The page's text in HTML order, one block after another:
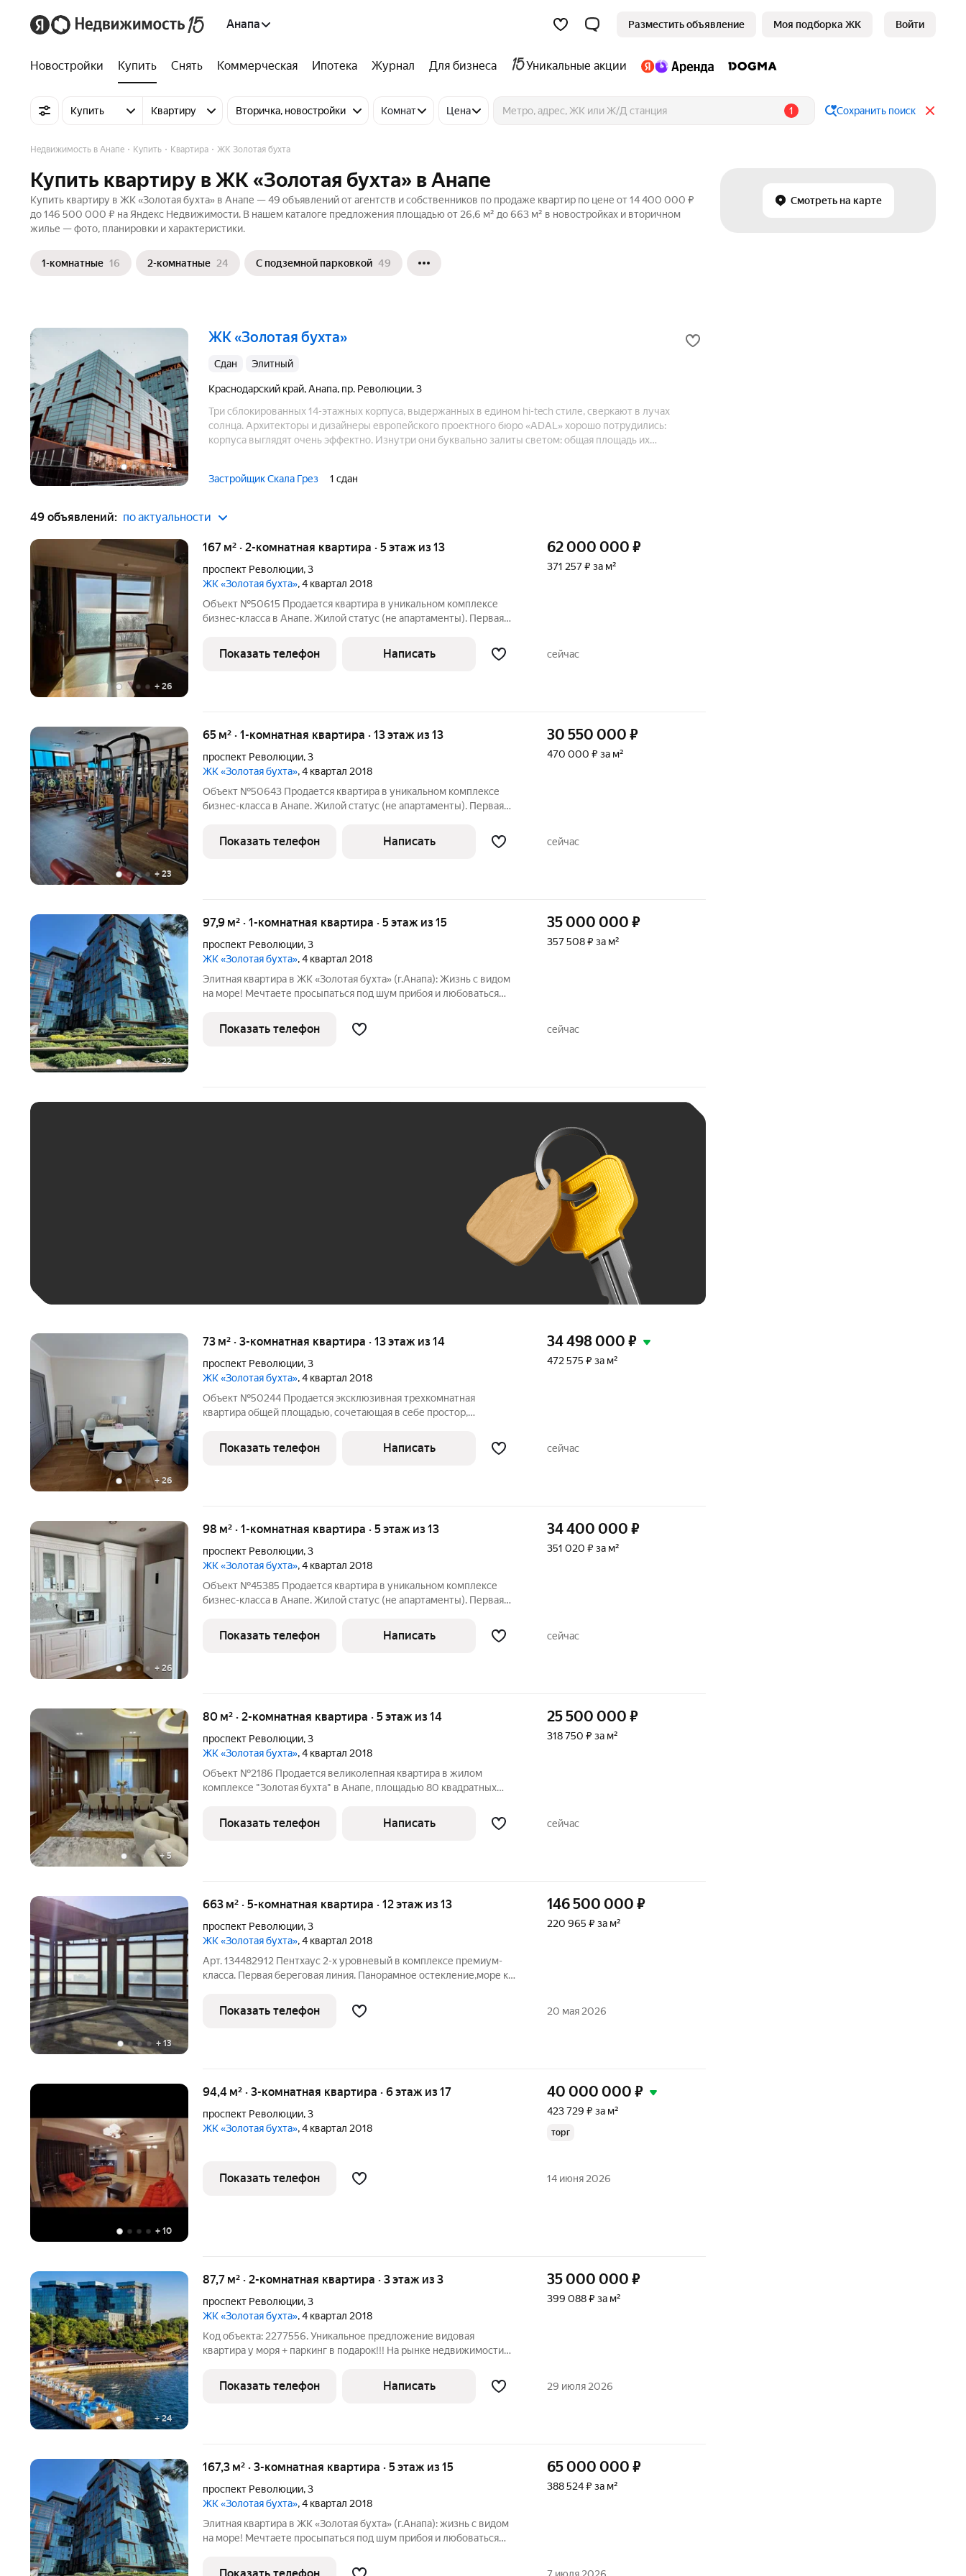
Анапа Разместить объявление Моя подборка ЖК Войти
Новостройки Купить Снять Коммерческая Ипотека Журнал Для бизнеса Уникальные акции
Купить Квартиру Вторичка, новостройки Комнат Цена 1 Сохранить поиск
Смотреть на карте
Недвижимость в Анапе Купить Квартира ЖК Золотая бухта
Купить квартиру в ЖК «Золотая бухта» в Анапе
Купить квартиру в ЖК «Золотая бухта» в Анапе — 49 объявлений от агентств и собственников по продаже квартир по цене от 14 400 000 ₽
до 146 500 000 ₽ на Яндекс Недвижимости. В нашем каталоге предложения площадью от 26,6 м² до 663 м² в новостройках и вторичном
жилье — фото, планировки и характеристики.
1-комнатные 16 2-комнатные 24 С подземной парковкой 49
ЖК «Золотая бухта»
Сдан элитный
Краснодарский край,Анапа, пр. Революции,3
Три сблокированных 14-этажных корпуса, выдержанных в едином hi-tech стиле, сверкают в лучах
солнца. Архитекторы и дизайнеры европейского проектного бюро «ADAL» хорошо потрудились:
корпуса выглядят очень эффектно. Изнутри они буквально залиты светом: общая площадь их
Застройщик Скала Грез 1 сдан
+2
49 объявлений: по актуальности
+ 26
167 м² · 2-комнатная квартира · 5 этаж из 13
проспект Революции,3
ЖК «Золотая бухта», 4 квартал 2018
Объект №50615 Продается квартира в уникальном комплексе
бизнес-класса в Анапе. Жилой статус (не апартаменты). Первая
статус: Объект расположен в уникальном жилом комплексе
бизнес-класса
62 000 000 ₽
371 257 ₽ за м²
Показать телефон Написать сейчас
+ 23
65 м² · 1-комнатная квартира · 13 этаж из 13
проспект Революции,3
ЖК «Золотая бухта», 4 квартал 2018
Объект №50643 Продается квартира в уникальном комплексе
бизнес-класса в Анапе. Жилой статус (не апартаменты). Первая
статус: Объект расположен в уникальном жилом комплексе
бизнес-класса на
30 550 000 ₽
470 000 ₽ за м²
Показать телефон Написать сейчас
+22
97,9 м² · 1-комнатная квартира · 5 этаж из 15
проспект Революции,3
ЖК «Золотая бухта», 4 квартал 2018
Элитная квартира в ЖК «Золотая бухта» (г.Анапа): Жизнь с видом
на море! Мечтаете просыпаться под шум прибоя и любоваться
1комнатную квартиру в одном из самых престижных жилых
комплексов Анапы
35 000 000 ₽
357 508 ₽ за м²
Показать телефон сейчас
+ 26
73 м² · 3-комнатная квартира · 13 этаж из 14
проспект Революции,3
ЖК «Золотая бухта», 4 квартал 2018
Объект №50244 Продается эксклюзивная трехкомнатная
квартира общей площадью, сочетающая в себе простор,
большой семьи. Объект расположен в лучшем жилом комплексе
Анапы «Золотая бухта», который по
34 498 000 ₽
472 575 ₽ за м²
Показать телефон Написать сейчас
+ 26
98 м² · 1-комнатная квартира · 5 этаж из 13
проспект Революции,3
ЖК «Золотая бухта», 4 квартал 2018
Объект №45385 Продается квартира в уникальном комплексе
бизнес-класса в Анапе. Жилой статус (не апартаменты). Первая
статус: Объект расположен в уникальном жилом комплексе
бизнес-класса
34 400 000 ₽
351 020 ₽ за м²
Показать телефон Написать сейчас
+5
80 м² · 2-комнатная квартира · 5 этаж из 14
проспект Революции,3
ЖК «Золотая бухта», 4 квартал 2018
Объект №2186 Продается великолепная квартира в жилом
комплексе "Золотая бухта" в Анапе, площадью 80 квадратных
жизни и отдыха у моря. Шикарный ремонт: Квартира выполнена в
современном стиле
25 500 000 ₽
318 750 ₽ за м²
Показать телефон Написать сейчас
+ 13
663 м² · 5-комнатная квартира · 12 этаж из 13
проспект Революции,3
ЖК «Золотая бухта», 4 квартал 2018
Арт. 134482912 Пентхаус 2-х уровневый в комплексе премиум-
класса. Первая береговая линия. Панорамное остекление,море как
дает возможность реализовать свои дизайнерские мечты в
реальность.
146 500 000 ₽
220 965 ₽ за м²
Показать телефон 20 мая 2026
+ 10
94,4 м² · 3-комнатная квартира · 6 этаж из 17
проспект Революции,3
ЖК «Золотая бухта», 4 квартал 2018
40 000 000 ₽
423 729 ₽ за м²
торг
Показать телефон 14 июня 2026
+24
87,7 м² · 2-комнатная квартира · 3 этаж из 3
проспект Революции,3
ЖК «Золотая бухта», 4 квартал 2018
Код объекта: 2277556. Уникальное предложение видовая
квартира у моря + паркинг в подарок!!! На рынке недвижимости
пляжем бассейнами на улице и крытым, спортивным залом. ВИД
из всех окон на
35 000 000 ₽
399 088 ₽ за м²
Показать телефон Написать 29 июля 2026
167,3 м² · 3-комнатная квартира · 5 этаж из 15
проспект Революции,3
ЖК «Золотая бухта», 4 квартал 2018
Элитная квартира в ЖК «Золотая бухта» (г.Анапа): жизнь с видом
на море! Мечтаете просыпаться под шум прибоя и любоваться
3комнатную квартиру в одном из самых престижных жилых
65 000 000 ₽
388 524 ₽ за м²